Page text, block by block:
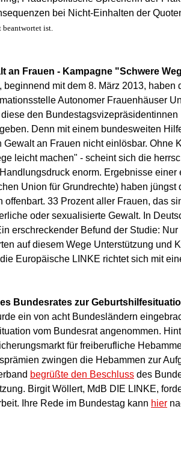
bei Nicht-Einhalten der
beantwortet ist.
an Frauen - Kampagne "Schwere
beginnend mit dem 8. März 2013,
Autonomer Frauenhäuser
den
Denn mit einem bundesweiten
Gewalt an Frauen nicht einlösbar. Ohne
leicht machen" - scheint sich die
enorm. Ergebnisse
Union für Grundrechte) haben
offenbart. 33 Prozent aller Frauen, das
oder sexualisierte Gewalt. In
erschreckender Befund der Studie:
auf diesem Wege Unterstützung und
Europäische LINKE richtet sich mit
Bundesrates zur
ein von acht Bundesländern
vom Bundesrat angenommen.
für freiberufliche
zwingen die Hebammen zur
begrüßte den Beschluss des
Birgit Wöllert, MdB DIE LINKE,
Ihre Rede im Bundestag kann hier